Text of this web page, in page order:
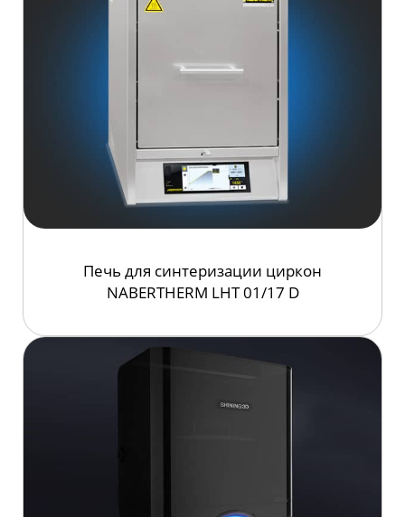
Печь для синтеризации циркон
NABERTHERM LHT 01/17 D